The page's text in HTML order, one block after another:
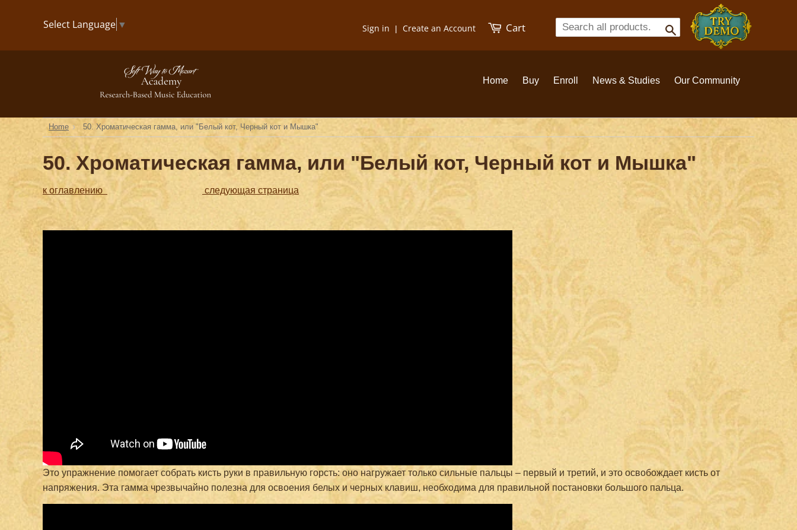
Select Language ▼
TRY
DEMO
Cart
Sign in | Create an Account
Home Buy Enroll News & Studies Our Community
Home › 50. Хроматическая гамма, или "Белый кот, Черный кот и Мышка"
50. Хроматическая гамма, или "Белый кот, Черный кот и Мышка"
к оглавлению следующая страница
Это упражнение помогает собрать кисть руки в правильную горсть: оно нагружает только сильные пальцы – первый и третий, и это освобождает кисть от
напряжения. Эта гамма чрезвычайно полезна для освоения белых и черных клавиш, необходима для правильной постановки большого пальца.